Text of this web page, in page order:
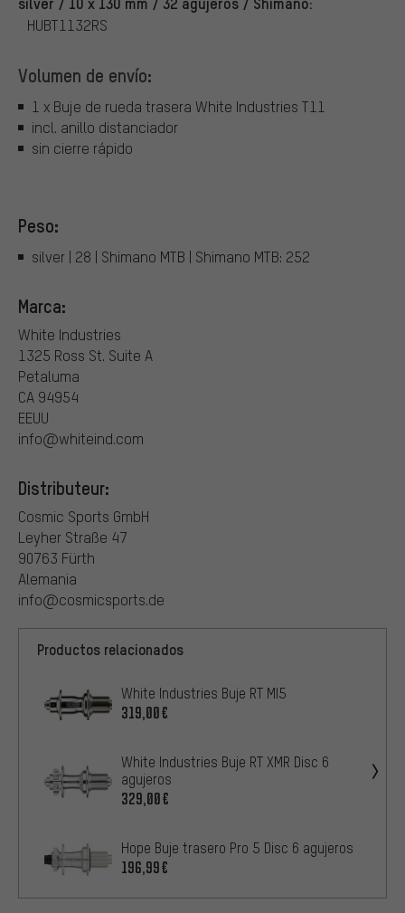
HUBT1132RS
Volumen de envío:
1 x Buje de rueda trasera White Industries T11
incl. anillo distanciador
sin cierre rápido
Peso:
silver | 28 | Shimano MTB | Shimano MTB: 252
Marca:
White Industries
1325 Ross St. Suite A
Petaluma
CA 94954
EEUU
info@whiteind.com
Distributeur:
Cosmic Sports GmbH
Leyher Straße 47
90763 Fürth
Alemania
info@cosmicsports.de
Productos relacionados
White Industries Buje RT MI5
319,00€
White Industries Buje RT XMR Disc 6
agujeros
329,00€
Hope Buje trasero Pro 5 Disc 6 agujeros
196,99€